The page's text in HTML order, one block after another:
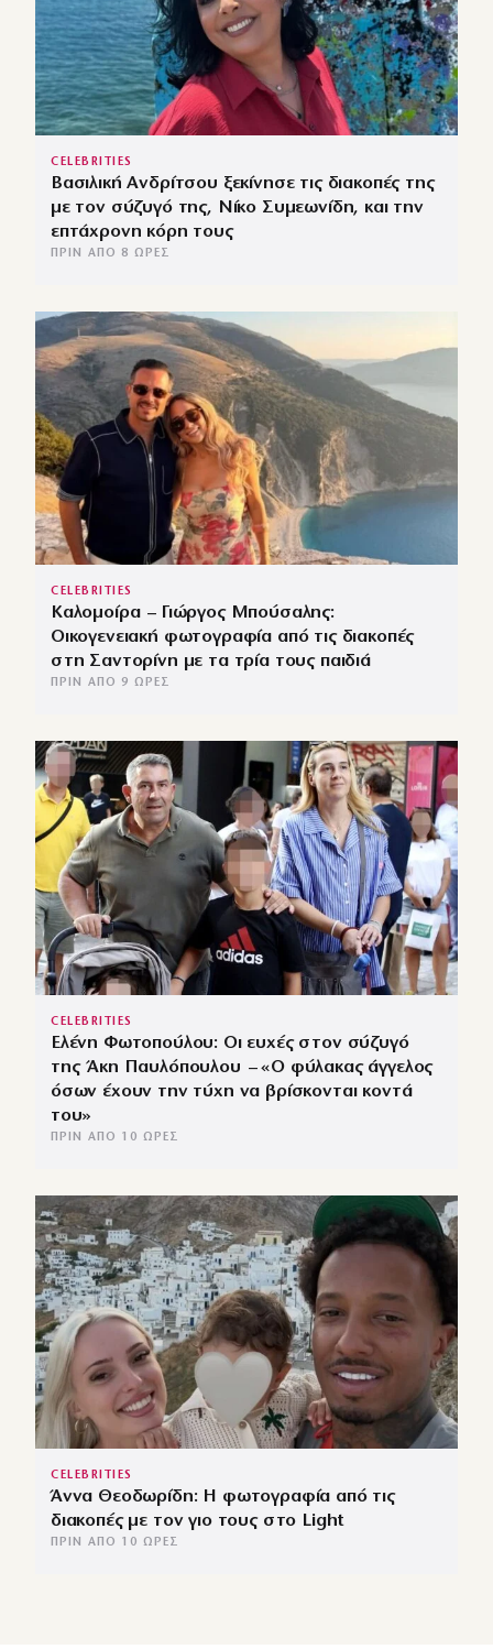
CELEBRITIES
Βασιλική Ανδρίτσου ξεκίνησε τις διακοπές της
με τον σύζυγό της, Νίκο Συμεωνίδη, και την
επτάχρονη κόρη τους
ΠΡΙΝ ΑΠΌ 8 ΏΡΕΣ
CELEBRITIES
Καλομοίρα – Γιώργος Μπούσαλης:
Οικογενειακή φωτογραφία από τις διακοπές
στη Σαντορίνη με τα τρία τους παιδιά
ΠΡΙΝ ΑΠΌ 9 ΏΡΕΣ
CELEBRITIES
Ελένη Φωτοπούλου: Οι ευχές στον σύζυγό
της Άκη Παυλόπουλου – «Ο φύλακας άγγελος
όσων έχουν την τύχη να βρίσκονται κοντά
του»
ΠΡΙΝ ΑΠΌ 10 ΏΡΕΣ
CELEBRITIES
Άννα Θεοδωρίδη: Η φωτογραφία από τις
διακοπές με τον γιο τους στο Light
ΠΡΙΝ ΑΠΌ 10 ΏΡΕΣ